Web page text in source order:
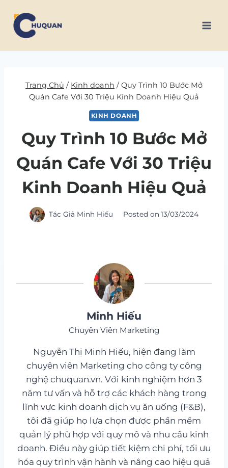
content
Trang Chủ / Kinh doanh /Quy Trình 10 Bước Mở
Quán Cafe Với 30 Triệu Kinh Doanh Hiệu Quả
KINH DOANH
Quy Trình 10 Bước Mở
Quán Cafe Với 30 Triệu
Kinh Doanh Hiệu Quả
Tác Giả Minh Hiếu Posted on 13/03/2024
Minh Hiếu
Chuyên Viên Marketing
Nguyễn Thị Minh Hiếu, hiện đang làm
chuyên viên Marketing cho công ty công
nghệ chuquan.vn. Với kinh nghiệm hơn 3
năm tư vấn và hỗ trợ các khách hàng trong
lĩnh vực kinh doanh dịch vụ ăn uống (F&B),
tôi đã giúp họ lựa chọn được phần mềm
quản lý phù hợp với quy mô và nhu cầu kinh
doanh. Điều này giúp tiết kiệm chi phí, tối ưu
hóa quy trình vận hành và nâng cao hiệu quả